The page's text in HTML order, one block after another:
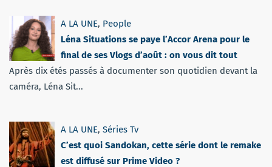
A LA UNE, People
Léna Situations se paye l’Accor Arena pour le
final de ses Vlogs d’août : on vous dit tout
Après dix étés passés à documenter son quotidien devant la
caméra, Léna Sit...
A LA UNE, Séries Tv
C’est quoi Sandokan, cette série dont le remake
est diffusé sur Prime Video ?